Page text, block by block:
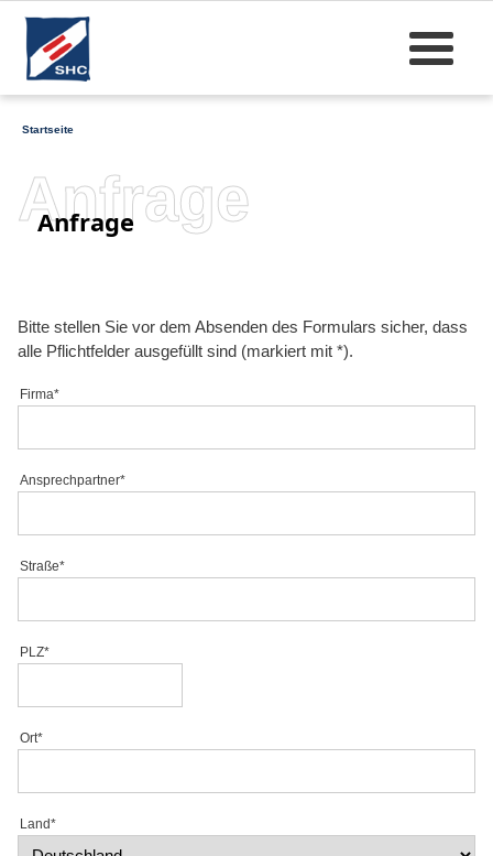
Startseite
Anfrage
Anfrage
Bitte stellen Sie vor dem Absenden des Formulars sicher, dass
alle Pflichtfelder ausgefüllt sind (markiert mit *).
Firma*
Ansprechpartner*
Straße*
PLZ*
Ort*
Land*